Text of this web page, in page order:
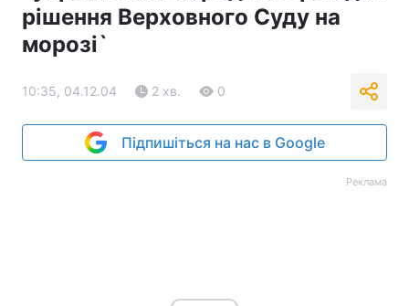
рішення Верховного Суду на
морозі`
10:35, 04.12.04 2 хв. 0
Підпишіться на нас в Google
Реклама